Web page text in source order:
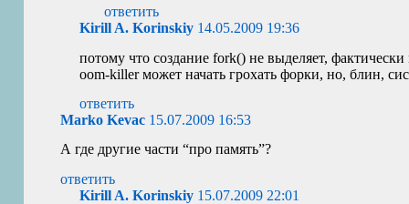
ответить
Kirill A. Korinskiy 14.05.2009 19:36
потому что создание fork() не выделяет,
oom-killer может начать грохать форки, но, блин,
ответить
Marko Kevac 15.07.2009 16:53
А где другие части “про память”?
ответить
Kirill A. Korinskiy 15.07.2009 22:01